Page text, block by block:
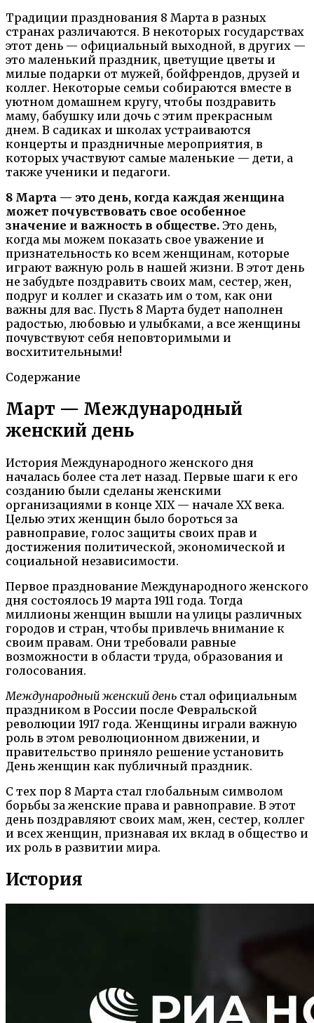
Традиции празднования 8 Марта в разных
странах различаются. В некоторых государствах
этот день — официальный выходной, в других —
это маленький праздник, цветущие цветы и
милые подарки от мужей, бойфрендов, друзей и
коллег. Некоторые семьи собираются вместе в
уютном домашнем кругу, чтобы поздравить
маму, бабушку или дочь с этим прекрасным
днем. В садиках и школах устраиваются
концерты и праздничные мероприятия, в
которых участвуют самые маленькие — дети, а
также ученики и педагоги.
8 Марта — это день, когда каждая женщина
может почувствовать свое особенное
значение и важность в обществе. Это день,
когда мы можем показать свое уважение и
признательность ко всем женщинам, которые
играют важную роль в нашей жизни. В этот день
не забудьте поздравить своих мам, сестер, жен,
подруг и коллег и сказать им о том, как они
важны для вас. Пусть 8 Марта будет наполнен
радостью, любовью и улыбками, а все женщины
почувствуют себя неповторимыми и
восхитительными!
Содержание
Март — Международный
женский день
История Международного женского дня
началась более ста лет назад. Первые шаги к его
созданию были сделаны женскими
организациями в конце XIX — начале XX века.
Целью этих женщин было бороться за
равноправие, голос защиты своих прав и
достижения политической, экономической и
социальной независимости.
Первое празднование Международного женского
дня состоялось 19 марта 1911 года. Тогда
миллионы женщин вышли на улицы различных
городов и стран, чтобы привлечь внимание к
своим правам. Они требовали равные
возможности в области труда, образования и
голосования.
Международный женский день стал официальным
праздником в России после Февральской
революции 1917 года. Женщины играли важную
роль в этом революционном движении, и
правительство приняло решение установить
День женщин как публичный праздник.
С тех пор 8 Марта стал глобальным символом
борьбы за женские права и равноправие. В этот
день поздравляют своих мам, жен, сестер, коллег
и всех женщин, признавая их вклад в общество и
их роль в развитии мира.
История